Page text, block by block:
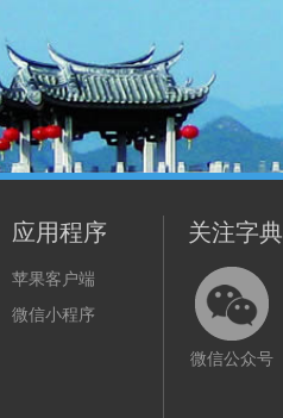
应用程序
苹果客户端
微信小程序
关注字典
微信公众号